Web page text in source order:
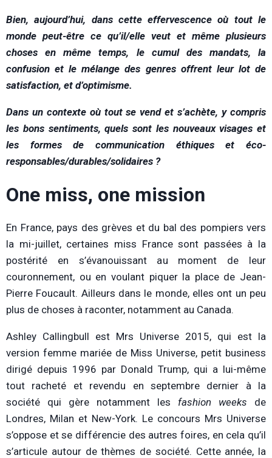
Bien, aujourd’hui, dans cette effervescence où tout le
monde peut-être ce qu’il/elle veut et même plusieurs
choses en même temps, le cumul des mandats, la
confusion et le mélange des genres offrent leur lot de
satisfaction, et d’optimisme.
Dans un contexte où tout se vend et s’achète, y compris
les bons sentiments, quels sont les nouveaux visages et
les formes de communication éthiques et éco-
responsables/durables/solidaires ?
One miss, one mission
En France, pays des grèves et du bal des pompiers vers
la mi-juillet, certaines miss France sont passées à la
postérité en s’évanouissant au moment de leur
couronnement, ou en voulant piquer la place de Jean-
Pierre Foucault. Ailleurs dans le monde, elles ont un peu
plus de choses à raconter, notamment au Canada.
Ashley Callingbull est Mrs Universe 2015, qui est la
version femme mariée de Miss Universe, petit business
dirigé depuis 1996 par Donald Trump, qui a lui-même
tout racheté et revendu en septembre dernier à la
société qui gère notamment les fashion weeks de
Londres, Milan et New-York. Le concours Mrs Universe
s’oppose et se différencie des autres foires, en cela qu’il
s’articule autour de thèmes de société. Cette année, la